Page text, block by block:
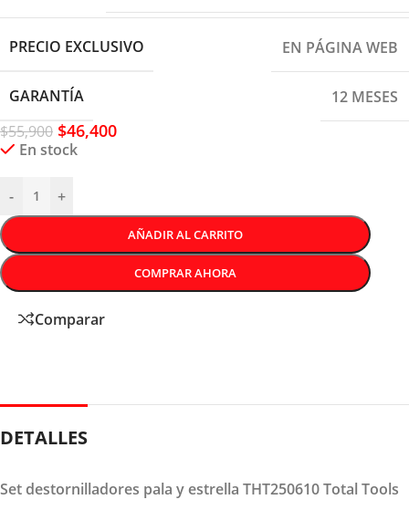
PRECIO EXCLUSIVO EN PÁGINA WEB
GARANTÍA
12 MESES
$55,900 $46,400
En stock
- +
AÑADIR AL CARRITO
COMPRAR AHORA
Comparar
DETALLES
Set destornilladores pala y estrella THT250610 Total Tools